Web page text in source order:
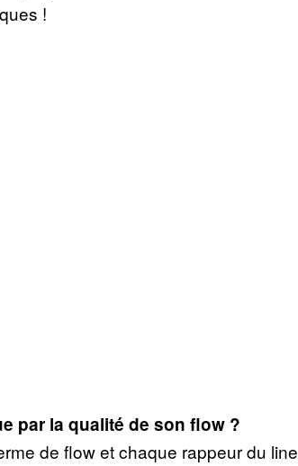
!
par la qualité de son flow ?
de flow et chaque rappeur du line